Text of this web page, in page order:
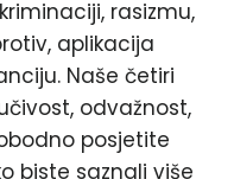
rasizmu,
aplikacija
Naše četiri
odvažnost,
posjetite
biste saznali više